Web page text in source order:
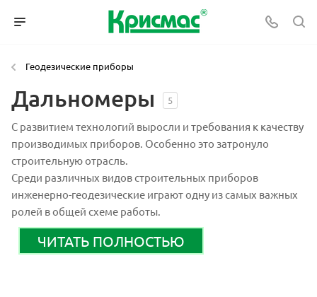
Геодезические приборы
Дальномеры 5
С развитием технологий выросли и требования к качеству
производимых приборов. Особенно это затронуло
строительную отрасль.
Среди различных видов строительных приборов
инженерно-геодезические играют одну из самых важных
ролей в общей схеме работы.
ЧИТАТЬ ПОЛНОСТЬЮ